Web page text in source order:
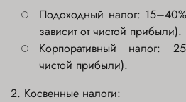
Подоходный налог: 15–40%
зависит от чистой прибыли).
Корпоративный налог:
чистой прибыли).
2. Косвенные налоги: